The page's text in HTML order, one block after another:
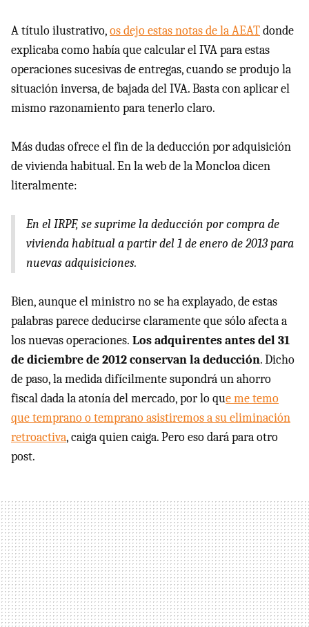
A título ilustrativo,os dejo estas notas de la AEATdonde
explicaba como había que calcular elIVApara estas
operaciones sucesivas de entregas, cuando se produjo la
situación inversa, de bajada delIVA. Basta con aplicar el
mismo razonamiento para tenerlo claro.
Más dudas ofrece el fin de la deducción por adquisición
de vivienda habitual. En la web de la Moncloa dicen
literalmente:
En el IRPF, se suprime la deducción por compra de
vivienda habitual a partir del 1 de enero de 2013 para
nuevas adquisiciones.
Bien, aunque el ministro no se ha explayado, de estas
palabras parece deducirse claramente que sólo afecta a
los nuevas operaciones. Los adquirentes antes del 31
de diciembre de 2012 conservan la deducción. Dicho
de paso, la medida difícilmente supondrá un ahorro
fiscal dada la atonía del mercado, por lo que me temo
que temprano o temprano asistiremos a su eliminación
retroactiva, caiga quien caiga. Pero eso dará para otro
post.